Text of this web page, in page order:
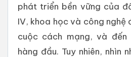
phát triển bền vững của
IV, khoa học và công nghệ
cuộc cách mạng, và đến
hàng đầu. Tuy nhiên, nhìn